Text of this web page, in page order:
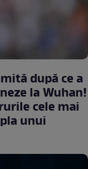
după ce a
la Wuhan!
cele mai
unui